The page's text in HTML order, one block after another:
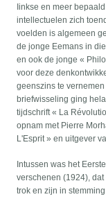
Iinkse en meer
intellectuelen zich
voelden is algemeen
de jonge Eemans in
en ook de jonge «
voor deze
geenszins te
briefwisseling ging
tijdschrift « La
opnam met Pierre
L'Esprit » en uitgever
Intussen was het
verschenen (1924),
trok en zijn in